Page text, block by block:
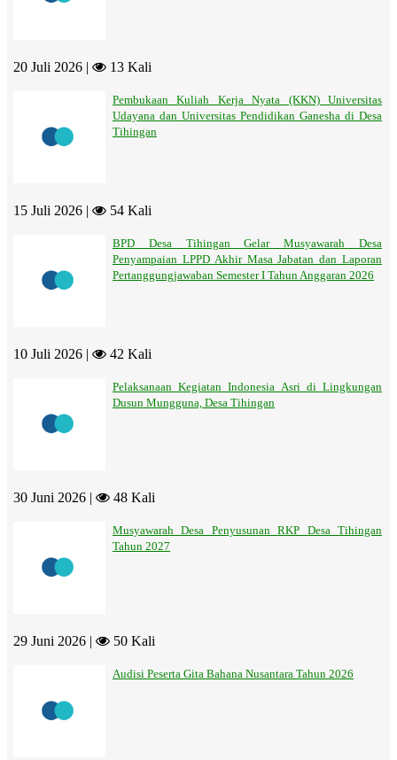
20 Juli 2026 | 13 Kali
Pembukaan Kuliah Kerja Nyata (KKN) Universitas
Udayana dan Universitas Pendidikan Ganesha di Desa
Tihingan
15 Juli 2026 | 54 Kali
BPD Desa Tihingan Gelar Musyawarah Desa
Penyampaian LPPD Akhir Masa Jabatan dan Laporan
Pertanggungjawaban Semester I Tahun Anggaran 2026
10 Juli 2026 | 42 Kali
Pelaksanaan Kegiatan Indonesia Asri di Lingkungan
Dusun Mungguna, Desa Tihingan
30 Juni 2026 | 48 Kali
Musyawarah Desa Penyusunan RKP Desa Tihingan
Tahun 2027
29 Juni 2026 | 50 Kali
Audisi Peserta Gita Bahana Nusantara Tahun 2026